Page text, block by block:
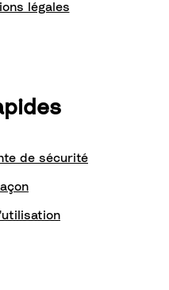
légales
de sécurité